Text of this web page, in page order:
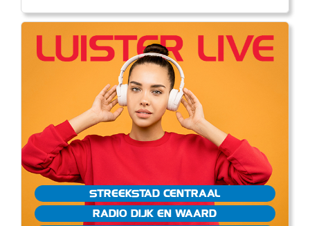
STREEKSTAD CENTRAAL
RADIO DIJK EN WAARD